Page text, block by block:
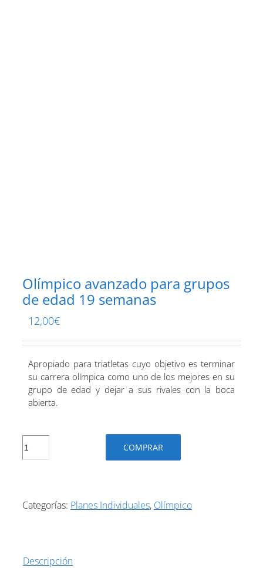
Olímpico avanzado para grupos
de edad 19 semanas
12,00€
Apropiado para triatletas cuyo objetivo es terminar
su carrera olímpica como uno de los mejores en su
grupo de edad y dejar a sus rivales con la boca
abierta.
Olímpico
edad
cantidad
COMPRAR
Categorías: Planes Individuales, Olímpico
Descripción